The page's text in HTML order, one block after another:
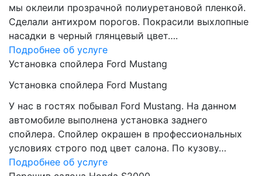
мы оклеили прозрачной полиуретановой пленкой.
Сделали антихром порогов. Покрасили выхлопные
насадки в черный глянцевый цвет….
Подробнее об услуге
Установка спойлера Ford Mustang
Установка спойлера Ford Mustang
У нас в гостях побывал Ford Mustang. На данном
автомобиле выполнена установка заднего
спойлера. Спойлер окрашен в профессиональных
условиях строго под цвет салона. По кузову…
Подробнее об услуге